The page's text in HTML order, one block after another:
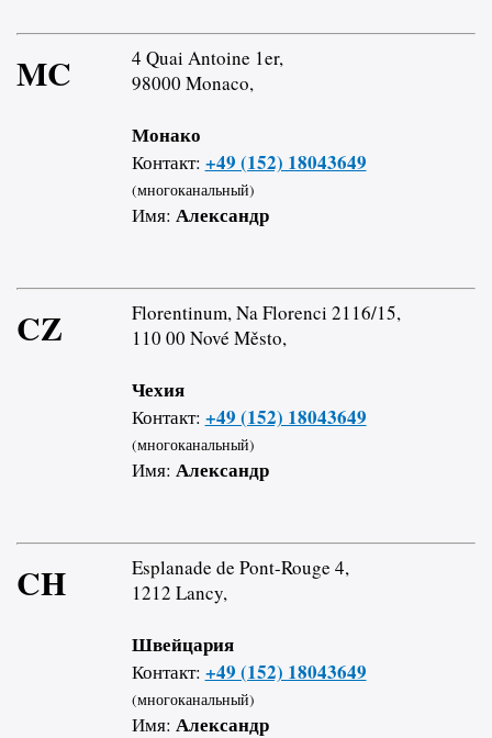
MC
4 Quai Antoine 1er,
98000 Monaco,
Монако
Контакт: +49 (152) 18043649
(многоканальный)
Имя: Александр
CZ
Florentinum, Na Florenci 2116/15,
110 00 Nové Město,
Чехия
Контакт: +49 (152) 18043649
(многоканальный)
Имя: Александр
CH
Esplanade de Pont-Rouge 4,
1212 Lancy,
Швейцария
Контакт: +49 (152) 18043649
(многоканальный)
Имя: Александр